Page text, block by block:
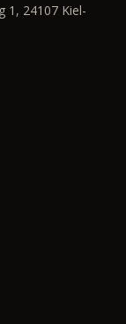
1, 24107 Kiel-